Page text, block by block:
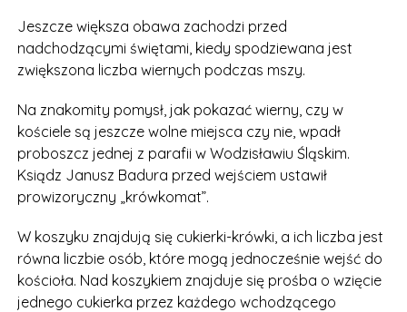
Jeszcze większa obawa zachodzi przed
nadchodzącymi świętami, kiedy spodziewana jest
zwiększona liczba wiernych podczas mszy.
Na znakomity pomysł, jak pokazać wierny, czy w
kościele są jeszcze wolne miejsca czy nie, wpadł
proboszcz jednej z parafii w Wodzisławiu Śląskim.
Ksiądz Janusz Badura przed wejściem ustawił
prowizoryczny „krówkomat”.
W koszyku znajdują się cukierki-krówki, a ich liczba jest
równa liczbie osób, które mogą jednocześnie wejść do
kościoła. Nad koszykiem znajduje się prośba o wzięcie
jednego cukierka przez każdego wchodzącego